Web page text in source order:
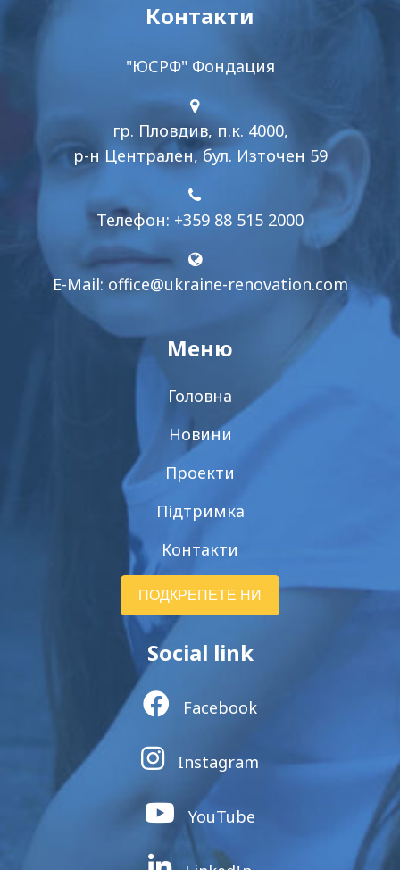
Контакти
"ЮСРФ" Фондация
гр. Пловдив, п.к. 4000,
р-н Централен, бул. Източен 59
Телефон: +359 88 515 2000
E-Mail: office@ukraine-renovation.com
Меню
Головна
Новини
Проекти
Підтримка
Контакти
ПОДКРЕПЕТЕ НИ
Social link
Facebook
Instagram
YouTube